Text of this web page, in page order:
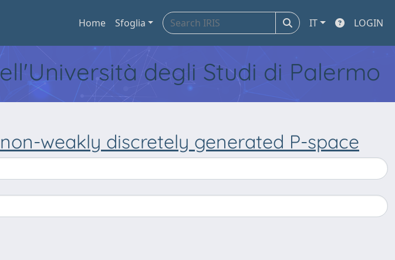
Home Sfoglia IT LOGIN
degli Studi di Palermo
weakly discretely generated P-space